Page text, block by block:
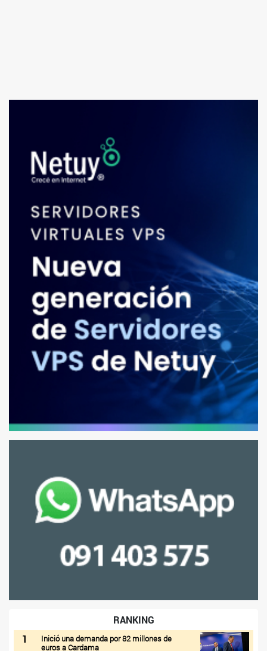
RANKING
1
Inició una demanda por 82 millones de
euros a Cardama